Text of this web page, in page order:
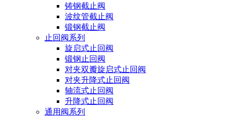
铸钢截止阀
波纹管截止阀
锻钢截止阀
止回阀系列
旋启式止回阀
锻钢止回阀
对夹双瓣旋启式止回阀
对夹升降式止回阀
轴流式止回阀
升降式止回阀
通用阀系列